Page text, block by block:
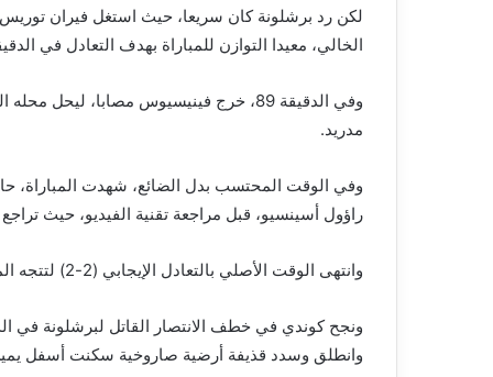
لكن رد برشلونة كان سريعا، حيث استغل فيران
الخالي، معيدا التوازن للمباراة بهدف التعادل في
وفي الدقيقة 89، خرج فينيسيوس مصابا،
مدريد.
وفي الوقت المحتسب بدل الضائع، شهدت المباراة،
راؤول أسينسيو، قبل مراجعة تقنية الفيديو، حيث
وانتهى الوقت الأصلي بالتعادل الإيجابي (2-2) لتتجه المباراة للأشواط الإضافية.
وانطلق وسدد قذيفة أرضية صاروخية سكنت أسفل